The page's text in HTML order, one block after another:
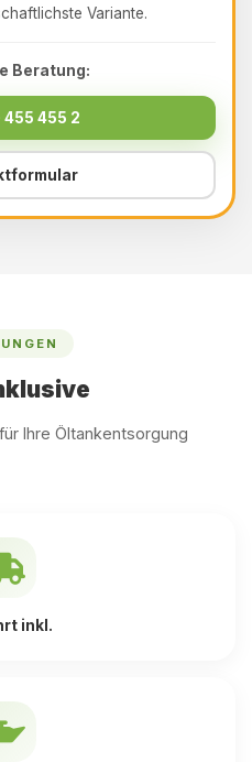
Variante.
Beratung:
455 2
Ihre Öltankentsorgung
inkl.